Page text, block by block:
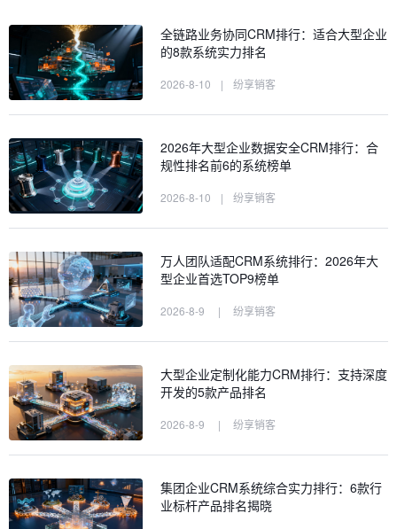
全链路业务协同CRM排行：适合大型企业
的8款系统实力排名
2026-8-10 | 纷享销客
2026年大型企业数据安全CRM排行：合
规性排名前6的系统榜单
2026-8-10 | 纷享销客
万人团队适配CRM系统排行：2026年大
型企业首选TOP9榜单
2026-8-9 | 纷享销客
大型企业定制化能力CRM排行：支持深度
开发的5款产品排名
2026-8-9 | 纷享销客
集团企业CRM系统综合实力排行：6款行
业标杆产品排名揭晓